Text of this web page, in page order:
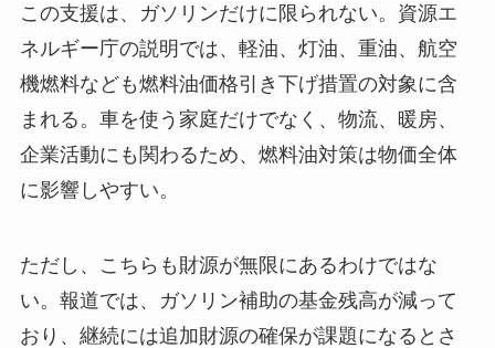
この支援は、ガソリンだけに限られない。資源エ
ネルギー庁の説明では、軽油、灯油、重油、航空
機燃料なども燃料油価格引き下げ措置の対象に含
まれる。車を使う家庭だけでなく、物流、暖房、
企業活動にも関わるため、燃料油対策は物価全体
に影響しやすい。
ただし、こちらも財源が無限にあるわけではな
い。報道では、ガソリン補助の基金残高が減って
おり、継続には追加財源の確保が課題になるとさ